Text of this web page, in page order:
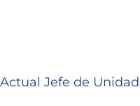
Actual Jefe de